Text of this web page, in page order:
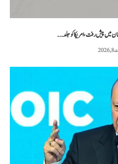
میں پیش رفت، امریکا کو جلد...